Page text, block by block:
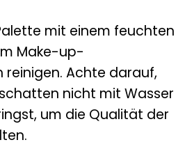
mit einem feuchten
Make-up-
reinigen. Achte darauf,
nicht mit Wasser
um die Qualität der